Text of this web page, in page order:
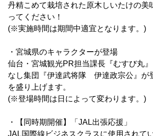
丹精こめて栽培された原木しいたけの美
ってください！
(※実施時間は期間中適宜となります。)
・宮城県のキャラクターが登場
仙台・宮城観光PR担当課長『むすび丸
なし集団『伊達武将隊 伊達政宗公』が
を盛り上げます。
(※登場時間は日によって変わります。)
・【同時期開催】「JAL出張応援」
JAL国際線ビジネスクラスに使用されて